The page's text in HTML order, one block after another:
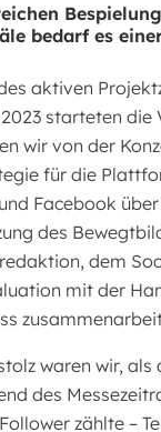
bedarf es
aktiven
starteten die
wir von der
für die
Facebook
des
dem
mit der
waren wir,
des
zählte –